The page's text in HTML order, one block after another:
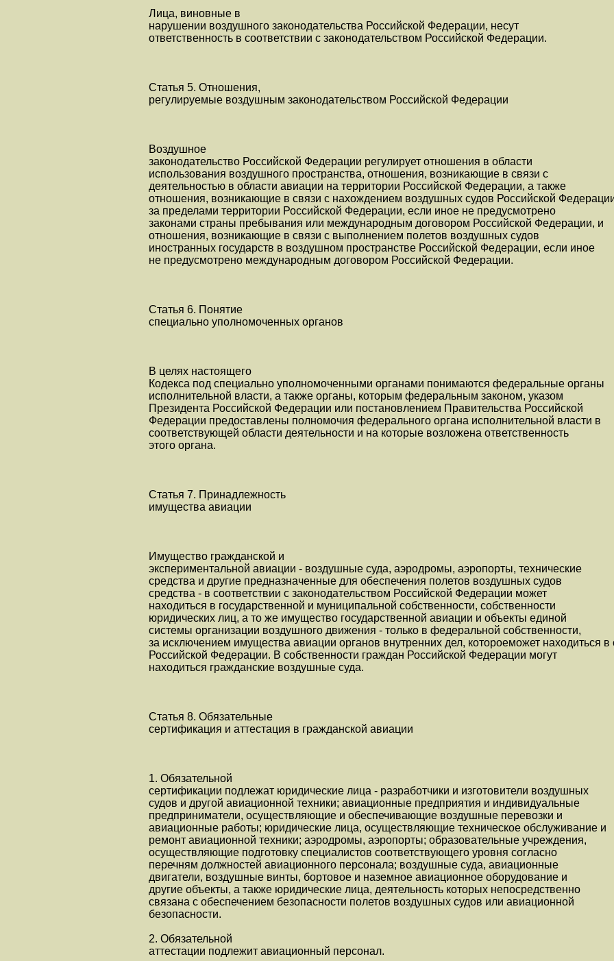
Лица, виновные в
нарушении воздушного законодательства Российской Федерации, несут
ответственность в соответствии с законодательством Российской Федерации.
Статья 5. Отношения,
регулируемые воздушным законодательством Российской Федерации
Воздушное
законодательство Российской Федерации регулирует отношения в области
использования воздушного пространства, отношения, возникающие в связи с
деятельностью в области авиации на территории Российской Федерации, а также
отношения, возникающие в связи с нахождением воздушных судов Российской
за пределами территории Российской Федерации, если иное не предусмотрено
законами страны пребывания или международным договором Российской Федерации, и
отношения, возникающие в связи с выполнением полетов воздушных судов
иностранных государств в воздушном пространстве Российской Федерации, если иное
не предусмотрено международным договором Российской Федерации.
Статья 6. Понятие
специально уполномоченных органов
В целях настоящего
Кодекса под специально уполномоченными органами понимаются федеральные органы
исполнительной власти, а также органы, которым федеральным законом, указом
Президента Российской Федерации или постановлением Правительства Российской
Федерации предоставлены полномочия федерального органа исполнительной власти в
соответствующей области деятельности и на которые возложена ответственность
этого органа.
Статья 7. Принадлежность
имущества авиации
Имущество гражданской и
экспериментальной авиации - воздушные суда, аэродромы, аэропорты, технические
средства и другие предназначенные для обеспечения полетов воздушных судов
средства - в соответствии с законодательством Российской Федерации может
находиться в государственной и муниципальной собственности, собственности
юридических лиц, а то же имущество государственной авиации и объекты единой
системы организации воздушного движения - только в федеральной собственности,
за исключением имущества авиации органов внутренних дел, котороеможет находиться в
Российской Федерации. В собственности граждан Российской Федерации могут
находиться гражданские воздушные суда.
Статья 8. Обязательные
сертификация и аттестация в гражданской авиации
1. Обязательной
сертификации подлежат юридические лица - разработчики и изготовители воздушных
судов и другой авиационной техники; авиационные предприятия и индивидуальные
предприниматели, осуществляющие и обеспечивающие воздушные перевозки и
авиационные работы; юридические лица, осуществляющие техническое обслуживание и
ремонт авиационной техники; аэродромы, аэропорты; образовательные учреждения,
осуществляющие подготовку специалистов соответствующего уровня согласно
перечням должностей авиационного персонала; воздушные суда, авиационные
двигатели, воздушные винты, бортовое и наземное авиационное оборудование и
другие объекты, а также юридические лица, деятельность которых непосредственно
связана с обеспечением безопасности полетов воздушных судов или авиационной
безопасности.
2. Обязательной
аттестации подлежит авиационный персонал.